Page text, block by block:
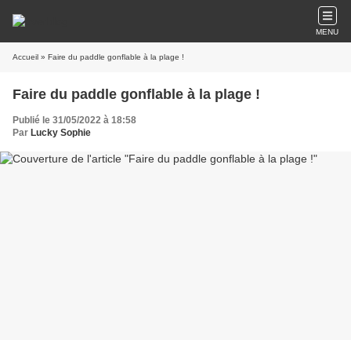
MENU
Accueil » Faire du paddle gonflable à la plage !
Faire du paddle gonflable à la plage !
Publié le 31/05/2022 à 18:58
Par Lucky Sophie